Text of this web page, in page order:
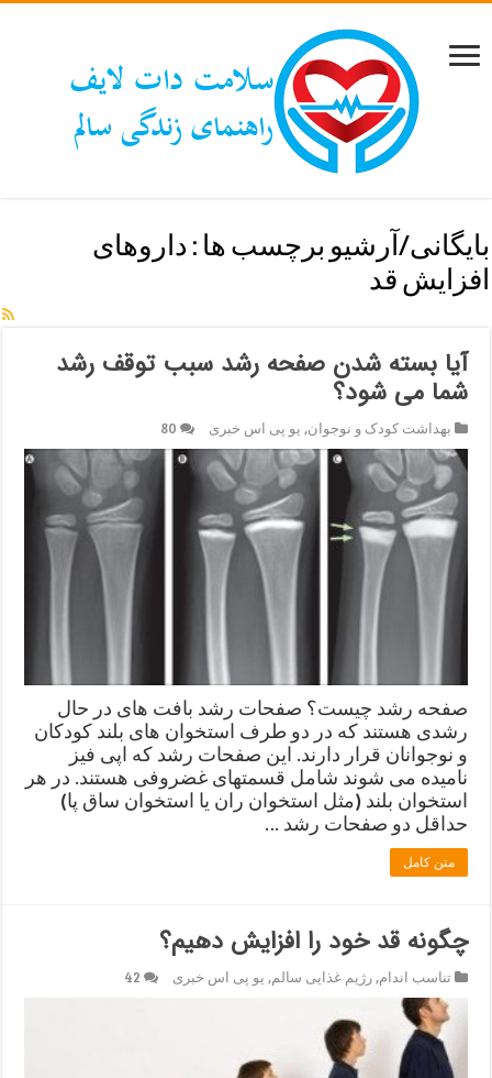
بایگانی/آرشیو برچسب ها : داروهای
افزایش قد
آیا بسته شدن صفحه رشد سبب توقف رشد
شما می شود؟
بهداشت کودک و نوجوان, یو پی اس خبری 80
صفحه رشد چیست؟ صفحات رشد بافت های در حال
رشدی هستند که در دو طرف استخوان های بلند کودکان
و نوجوانان قرار دارند. این صفحات رشد که اپی فیز
نامیده می شوند شامل قسمتهای غضروفی هستند. در هر
استخوان بلند (مثل استخوان ران یا استخوان ساق پا)
حداقل دو صفحات رشد …
متن کامل
چگونه قد خود را افزایش دهیم؟
تناسب اندام,رژیم غذایی سالم, یو پی اس خبری 42